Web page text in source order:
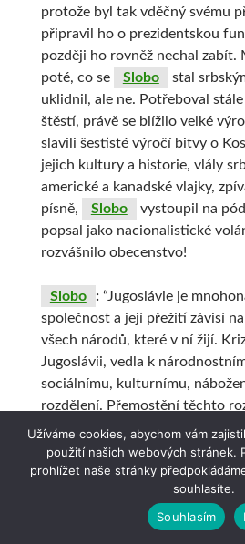
protože byl tak vděčný svému
připravil ho o prezidentskou
později ho rovněž nechal zabít.
poté, co se
Slobo
stal
uklidnil, ale ne. Potřeboval
štěstí, právě se blížilo velké
slavili šestisté výročí bitvy o
jejich kultury a historie, vlály
americké a kanadské vlajky,
písně,
Slobo
vystoupil na
popsal jako nacionalistické
rozvášnilo obecenstvo!
Slobo :“Jugoslávie je
společnost a její přežití závisí
všech národů, které v ní žijí.
Jugoslávii, vedla k
sociálnímu, kulturnímu,
rozdělení. Přemostění těchto
těchto trhlin.” No dobře,
rozněcující, ale aspon operní
projevu dost dobří. Pokud si
muž měl vysoké ambice, co
srovnáván s Ježíšem Kristem?
Užíváme cookies, abychom vám
použití našich webových stránek.
prohlížet naše stránky
souhlasíte.
Souhlasím